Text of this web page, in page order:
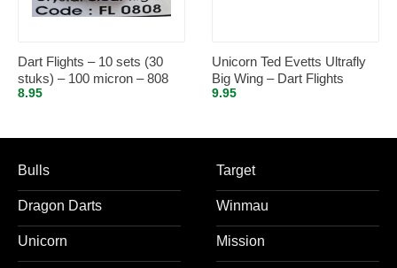
Dart Flights – 10 sets (30
stuks) – 100 micron – 808
8.95
Unicorn Ted Evetts Ultrafly
Big Wing – Dart Flights
9.95
Bulls
Dragon Darts
Unicorn
Target
Winmau
Mission